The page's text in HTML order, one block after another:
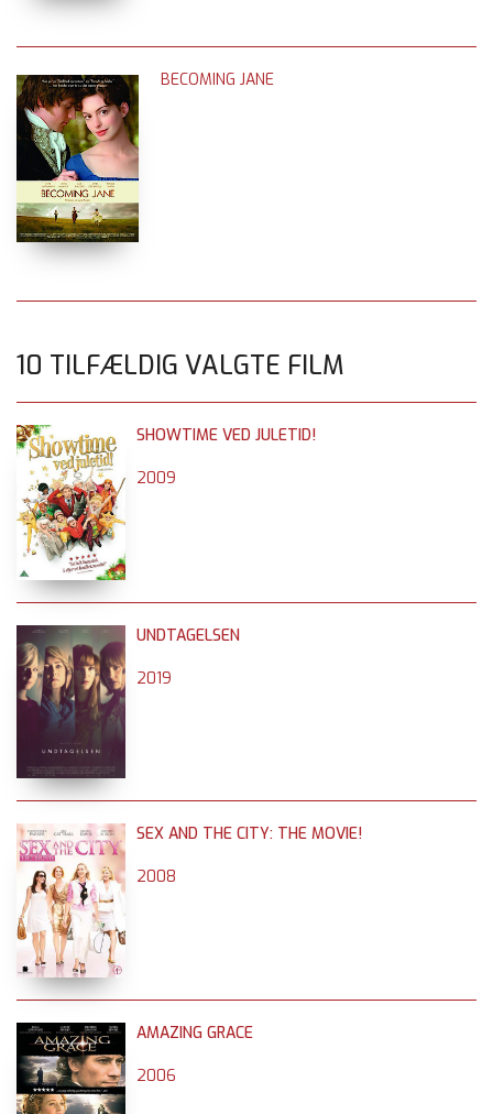
BECOMING JANE
10 TILFÆLDIG VALGTE FILM
SHOWTIME VED JULETID!
2009
UNDTAGELSEN
2019
SEX AND THE CITY: THE MOVIE!
2008
AMAZING GRACE
2006